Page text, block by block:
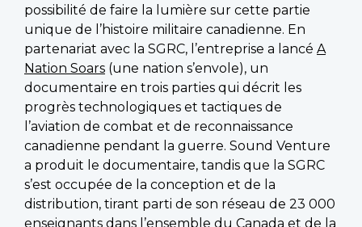
possibilité de faire la lumière sur cette partie
unique de l’histoire militaire canadienne. En
partenariat avec la SGRC, l’entreprise a lancé A
Nation Soars (une nation s’envole), un
documentaire en trois parties qui décrit les
progrès technologiques et tactiques de
l’aviation de combat et de reconnaissance
canadienne pendant la guerre. Sound Venture
a produit le documentaire, tandis que la SGRC
s’est occupée de la conception et de la
distribution, tirant parti de son réseau de 23 000
enseignants dans l’ensemble du Canada et de la